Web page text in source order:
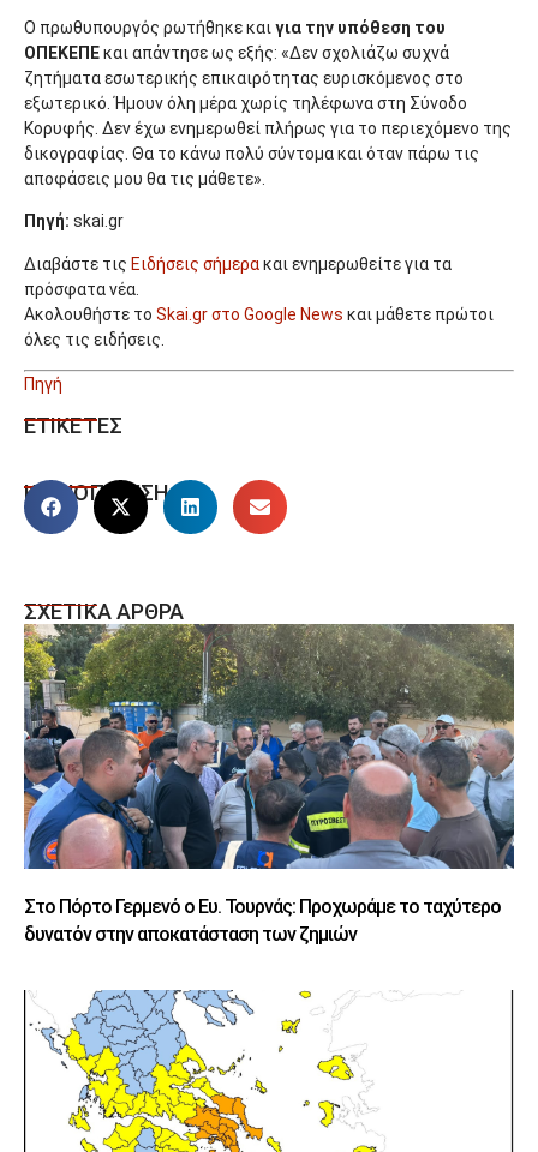
Ο πρωθυπουργός ρωτήθηκε και για την υπόθεση του
ΟΠΕΚΕΠΕκαι απάντησε ως εξής: «Δεν σχολιάζω συχνά
ζητήματα εσωτερικής επικαιρότητας ευρισκόμενος στο
εξωτερικό. Ήμουν όλη μέρα χωρίς τηλέφωνα στη Σύνοδο
Κορυφής. Δεν έχω ενημερωθεί πλήρως για το περιεχόμενο της
δικογραφίας. Θα το κάνω πολύ σύντομα και όταν πάρω τις
αποφάσεις μου θα τις μάθετε».
Πηγή: skai.gr
Διαβάστε τις Ειδήσεις σήμερακαι ενημερωθείτε για τα
πρόσφατα νέα.
Ακολουθήστε το Skai.gr στο Google News και μάθετε πρώτοι
όλες τις ειδήσεις.
Πηγή
ΕΤΙΚΕΤΕΣ
ΚΟΙΝΟΠΟΙΗΣΗ
ΣΧΕΤΙΚΑ ΑΡΘΡΑ
Στο Πόρτο Γερμενό ο Ευ. Τουρνάς: Προχωράμε το ταχύτερο
δυνατόν στην αποκατάσταση των ζημιών